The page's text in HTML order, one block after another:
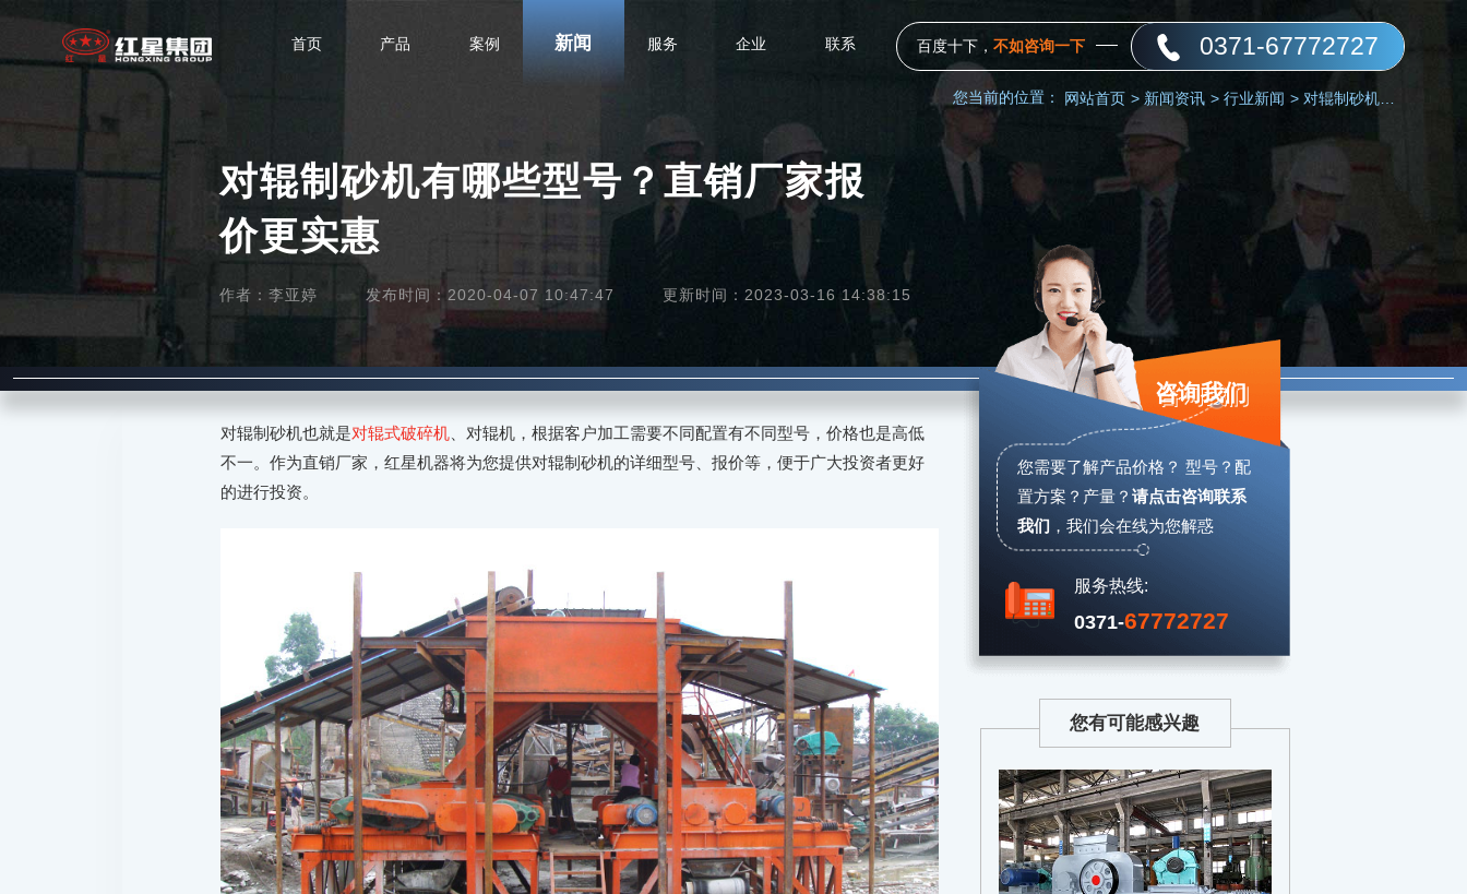
首页 产品 案例 新闻 服务 企业 联系 百度十下， 不如咨询一下 0371-67772727
您当前的位置： 网站首页 > 新闻资讯 > 行业新闻 > 对辊制砂机有哪些型号？直销厂家报价更实惠
对辊制砂机有哪些型号？直销厂家报
价更实惠
作者：李亚婷 发布时间：2020-04-07 10:47:47 更新时间：2023-03-16 14:38:15
对辊制砂机也就是对辊式破碎机、对辊机，根据客户加工需要不同配置有不同型号，价格也是高低
不一。作为直销厂家，红星机器将为您提供对辊制砂机的详细型号、报价等，便于广大投资者更好
的进行投资。
咨询我们
您需要了解产品价格？ 型号？配
置方案？产量？ 请点击咨询联系
我们 ， 我们会在线为您解惑
服务热线:
0371-67772727
您有可能感兴趣